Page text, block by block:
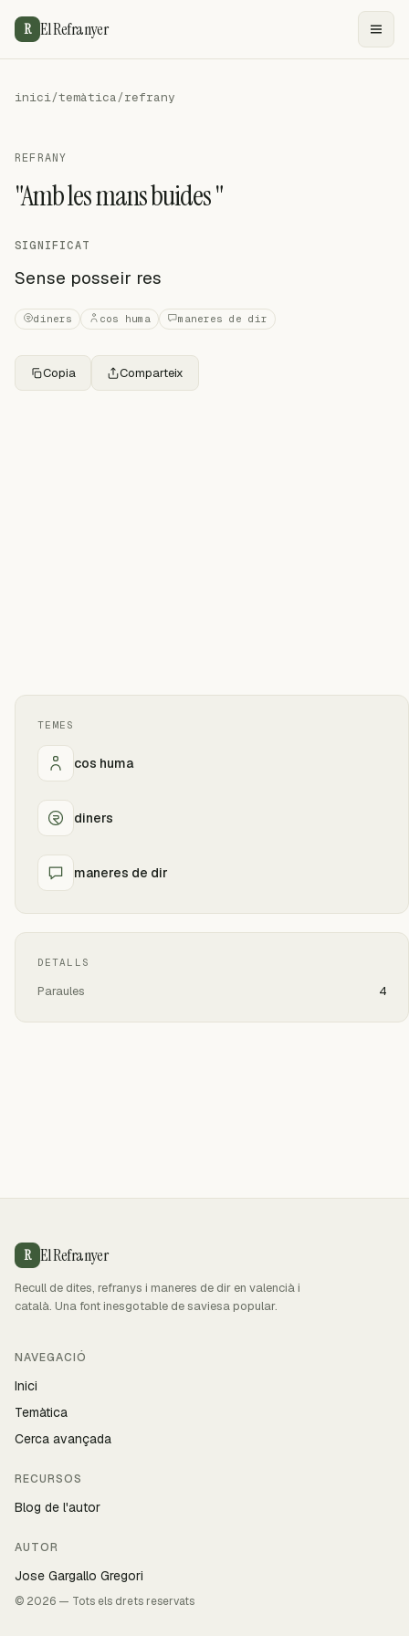
R El Refranyer
inici/temàtica/refrany
REFRANY
"Amb les mans buides "
SIGNIFICAT
Sense posseir res
diners cos huma maneres de dir
Copia Comparteix
TEMES
cos huma
diners
maneres de dir
DETALLS
Paraules 4
R El Refranyer
Recull de dites, refranys i maneres de dir en valencià i
català. Una font inesgotable de saviesa popular.
NAVEGACIÓ
Inici
Temàtica
Cerca avançada
RECURSOS
Blog de l'autor
AUTOR
Jose Gargallo Gregori
© 2026 — Tots els drets reservats